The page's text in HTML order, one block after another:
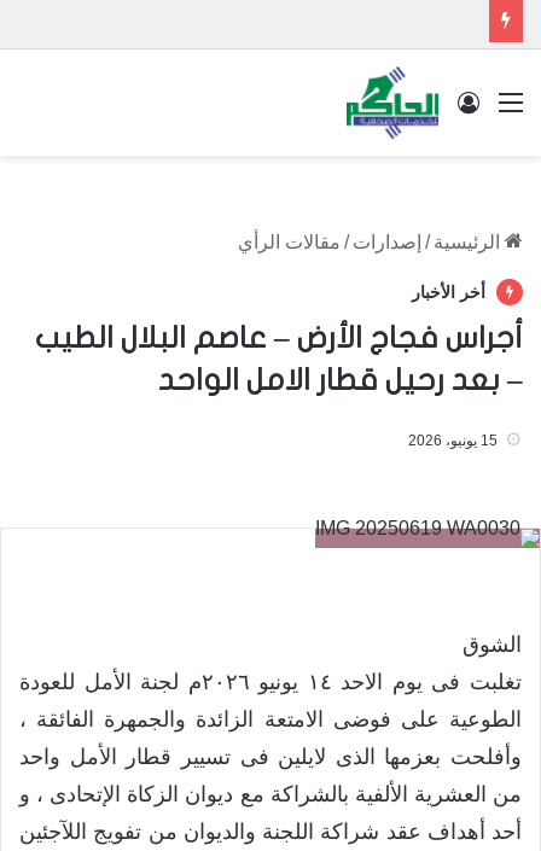
القائمة تسجيل الدخول
الرئيسية / إصدارات / مقالات الرأي
أخر الأخبار
أجراس فجاج الأرض – عاصم البلال الطيب
– بعد رحيل قطار الامل الواحد
15 يونيو، 2026
الشوق
تغلبت فى يوم الاحد ١٤ يونيو ٢٠٢٦م لجنة الأمل للعودة
الطوعية على فوضى الامتعة الزائدة والجمهرة الفائقة ،
وأفلحت بعزمها الذى لايلين فى تسيير قطار الأمل واحد
من العشرية الألفية بالشراكة مع ديوان الزكاة الإتحادى ، و
أحد أهداف عقد شراكة اللجنة والديوان من تفويج اللآجئين